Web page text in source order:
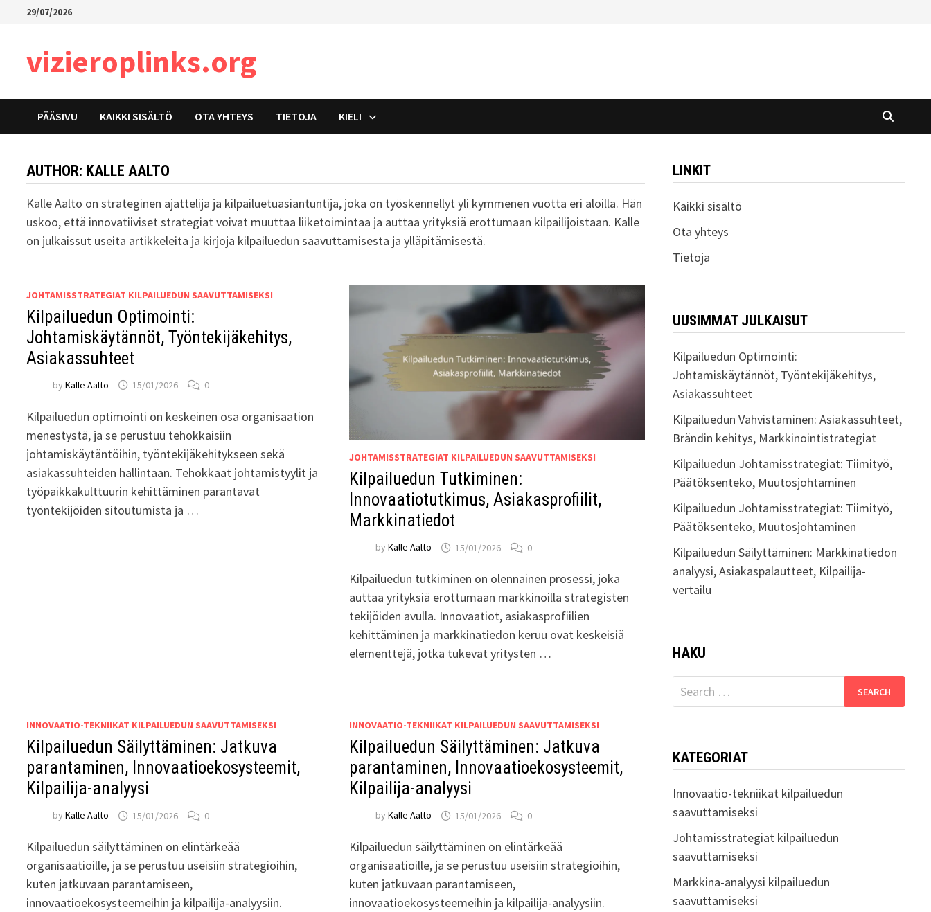
29/07/2026
vizieroplinks.org
PÄÄSIVU KAIKKI SISÄLTÖ OTA YHTEYS TIETOJA KIELI
AUTHOR: KALLE AALTO
Kalle Aalto on strateginen ajattelija ja kilpailuetuasiantuntija, joka on työskennellyt yli kymmenen vuotta eri aloilla. Hän
uskoo, että innovatiiviset strategiat voivat muuttaa liiketoimintaa ja auttaa yrityksiä erottumaan kilpailijoistaan. Kalle
on julkaissut useita artikkeleita ja kirjoja kilpailuedun saavuttamisesta ja ylläpitämisestä.
JOHTAMISSTRATEGIAT KILPAILUEDUN SAAVUTTAMISEKSI
Kilpailuedun Optimointi:
Johtamiskäytännöt, Työntekijäkehitys,
Asiakassuhteet
byKalle Aalto 15/01/2026 0
Kilpailuedun optimointi on keskeinen osa organisaation
menestystä, ja se perustuu tehokkaisiin
johtamiskäytäntöihin, työntekijäkehitykseen sekä
asiakassuhteiden hallintaan. Tehokkaat johtamistyylit ja
työpaikkakulttuurin kehittäminen parantavat
työntekijöiden sitoutumista ja …
JOHTAMISSTRATEGIAT KILPAILUEDUN SAAVUTTAMISEKSI
Kilpailuedun Tutkiminen:
Innovaatiotutkimus, Asiakasprofiilit,
Markkinatiedot
by Kalle Aalto 15/01/2026 0
Kilpailuedun tutkiminen on olennainen prosessi, joka
auttaa yrityksiä erottumaan markkinoilla strategisten
tekijöiden avulla. Innovaatiot, asiakasprofiilien
kehittäminen ja markkinatiedon keruu ovat keskeisiä
elementtejä, jotka tukevat yritysten …
INNOVAATIO-TEKNIIKAT KILPAILUEDUN SAAVUTTAMISEKSI
Kilpailuedun Säilyttäminen: Jatkuva
parantaminen, Innovaatioekosysteemit,
Kilpailija-analyysi
byKalle Aalto 15/01/2026 0
Kilpailuedun säilyttäminen on elintärkeää
organisaatioille, ja se perustuu useisiin strategioihin,
kuten jatkuvaan parantamiseen,
innovaatioekosysteemeihin ja kilpailija-analyysiin.
INNOVAATIO-TEKNIIKAT KILPAILUEDUN SAAVUTTAMISEKSI
Kilpailuedun Säilyttäminen: Jatkuva
parantaminen, Innovaatioekosysteemit,
Kilpailija-analyysi
by Kalle Aalto 15/01/2026 0
Kilpailuedun säilyttäminen on elintärkeää
organisaatioille, ja se perustuu useisiin strategioihin,
kuten jatkuvaan parantamiseen,
innovaatioekosysteemeihin ja kilpailija-analyysiin.
LINKIT
Kaikki sisältö
Ota yhteys
Tietoja
UUSIMMAT JULKAISUT
Kilpailuedun Optimointi:
Johtamiskäytännöt, Työntekijäkehitys,
Asiakassuhteet
Kilpailuedun Vahvistaminen: Asiakassuhteet,
Brändin kehitys, Markkinointistrategiat
Kilpailuedun Johtamisstrategiat: Tiimityö,
Päätöksenteko, Muutosjohtaminen
Kilpailuedun Johtamisstrategiat: Tiimityö,
Päätöksenteko, Muutosjohtaminen
Kilpailuedun Säilyttäminen: Markkinatiedon
analyysi, Asiakaspalautteet, Kilpailija-
vertailu
HAKU
Search
for:
KATEGORIAT
Innovaatio-tekniikat kilpailuedun
saavuttamiseksi
Johtamisstrategiat kilpailuedun
saavuttamiseksi
Markkina-analyysi kilpailuedun
saavuttamiseksi